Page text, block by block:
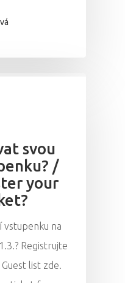
svou
/
your
na
Registrujte
list zde.